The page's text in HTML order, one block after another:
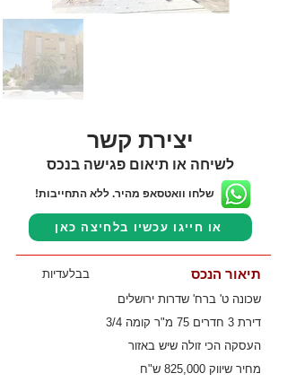
יצירת קשר
לשיחה או תיאום פגישה בנכס
שלחו וואטסאפ מהיר. ללא התחייבות!
או חייגו עכשיו בלחיצה כאן
בבלעדיות תיאור הנכס
שכונה ט' ברח' שדרות ירושלים
דירת 3 חדרים 75 מ"ר קומה 3/4
העסקה הכי זולה שיש באזור
מחיר שיווק 825,000 ש"ח